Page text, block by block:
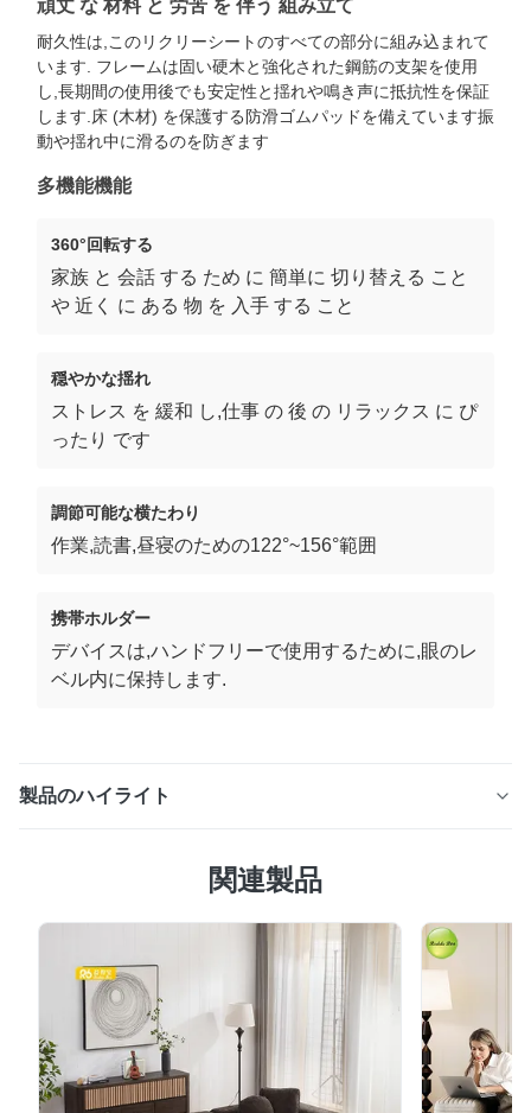
頑丈 な 材料 と 労苦 を 伴う 組み立て
耐久性は,このリクリーシートのすべての部分に組み込まれて
います. フレームは固い硬木と強化された鋼筋の支架を使用
し,長期間の使用後でも安定性と揺れや鳴き声に抵抗性を保証
します.床 (木材) を保護する防滑ゴムパッドを備えています振
動や揺れ中に滑るのを防ぎます
多機能機能
360°回転する
家族 と 会話 する ため に 簡単に 切り替える こと
や 近く に ある 物 を 入手 する こと
穏やかな揺れ
ストレス を 緩和 し,仕事 の 後 の リラックス に ぴ
ったり です
調節可能な横たわり
作業,読書,昼寝のための122°~156°範囲
携帯ホルダー
デバイスは,ハンドフリーで使用するために,眼のレ
ベル内に保持します.
製品のハイライト
ー ソファ リビングルーム用 電話ホルダー 柔らかい 布 の
れる座席は 高級の柔らかい布で 豪華な快適さを提供して
います肌に優しい質感と強い透気性電気式 リクライン機
能は 便利なサイドボタンを介して制御され, 手動力なしで
調整を容易にする悩みをなくしてリラックスしたい人で
も. 主要な製品仕様 特徴 詳細 適用する リビング 寝室 ホ
テル 産地 ヒュイショウ,中国 詰め物 高密度の泡 梱包 箱
関連製品